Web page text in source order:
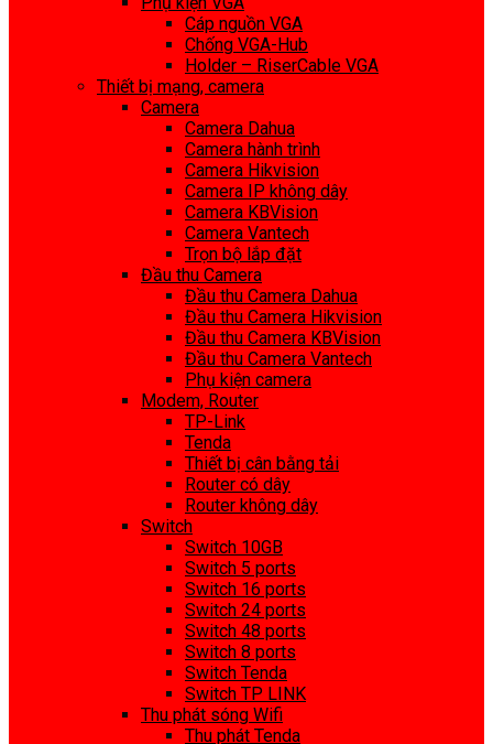
Cáp nguồn VGA
Chống VGA-Hub
Holder – RiserCable VGA
Thiết bị mạng, camera
Camera
Camera Dahua
Camera hành trình
Camera Hikvision
Camera IP không dây
Camera KBVision
Camera Vantech
Trọn bộ lắp đặt
Đầu thu Camera
Đầu thu Camera Dahua
Đầu thu Camera Hikvision
Đầu thu Camera KBVision
Đầu thu Camera Vantech
Phụ kiện camera
Modem, Router
TP-Link
Tenda
Thiết bị cân bằng tải
Router có dây
Router không dây
Switch
Switch 10GB
Switch 5 ports
Switch 16 ports
Switch 24 ports
Switch 48 ports
Switch 8 ports
Switch Tenda
Switch TP LINK
Thu phát sóng Wifi
Thu phát Tenda